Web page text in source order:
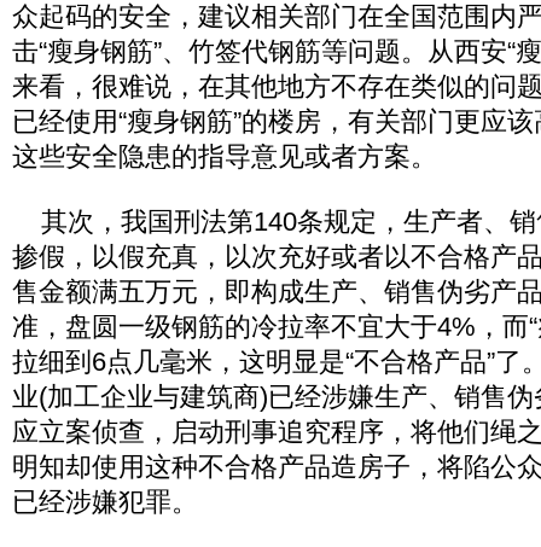
众起码的安全，建议相关部门在全国范围内
击“瘦身钢筋”、竹签代钢筋等问题。从西安“
来看，很难说，在其他地方不存在类似的问
已经使用“瘦身钢筋”的楼房，有关部门更应
这些安全隐患的指导意见或者方案。
其次，我国刑法第140条规定，生产者、
掺假，以假充真，以次充好或者以不合格产
售金额满五万元，即构成生产、销售伪劣产
准，盘圆一级钢筋的冷拉率不宜大于4%，而
拉细到6点几毫米，这明显是“不合格产品”了
业(加工企业与建筑商)已经涉嫌生产、销售
应立案侦查，启动刑事追究程序，将他们绳
明知却使用这种不合格产品造房子，将陷公
已经涉嫌犯罪。